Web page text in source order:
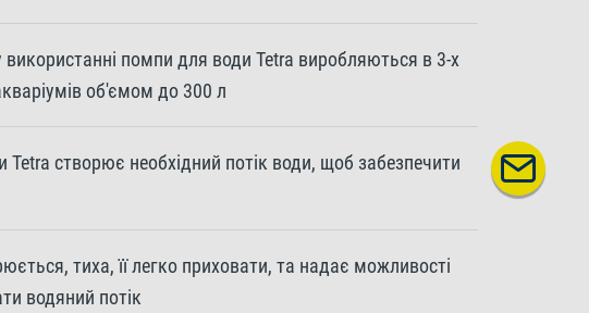
у використанні помпи для води Tetra виробляються в 3-х
об'ємом до 300 л
створює необхідний потік води, щоб забезпечити
тиха, її легко приховати, та надає можливості
водяний потік